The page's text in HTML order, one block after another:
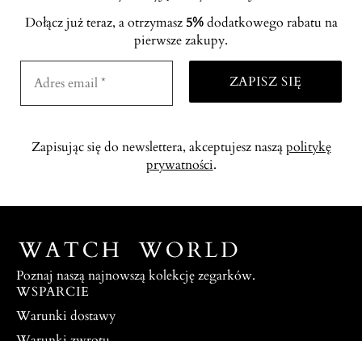
Dołącz już teraz, a otrzymasz 5%dodatkowego rabatu na
pierwsze zakupy.
Zapisując się do newslettera, akceptujesz nasząpolitykę
prywatności.
Poznaj naszą najnowszą kolekcję zegarków.
WSPARCIE
Warunki dostawy